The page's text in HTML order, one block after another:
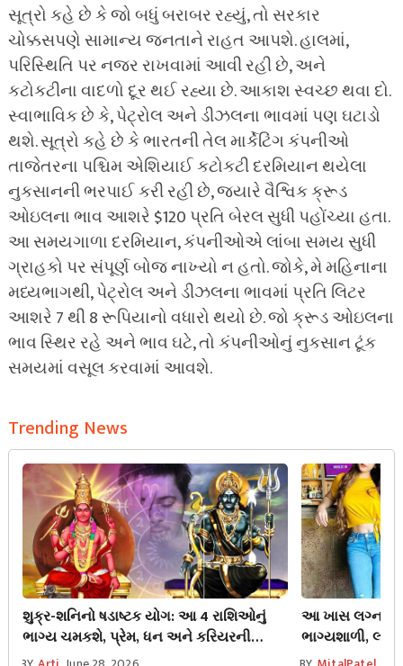
સૂત્રો કહે છે કે જો બધું બરાબર રહ્યું, તો સરકાર
ચોક્કસપણે સામાન્ય જનતાને રાહત આપશે. હાલમાં,
પરિસ્થિતિ પર નજર રાખવામાં આવી રહી છે, અને
કટોકટીના વાદળો દૂર થઈ રહ્યા છે. આકાશ સ્વચ્છ થવા દો.
સ્વાભાવિક છે કે, પેટ્રોલ અને ડીઝલના ભાવમાં પણ ઘટાડો
થશે. સૂત્રો કહે છે કે ભારતની તેલ માર્કેટિંગ કંપનીઓ
તાજેતરના પશ્ચિમ એશિયાઈ કટોકટી દરમિયાન થયેલા
નુકસાનની ભરપાઈ કરી રહી છે, જ્યારે વૈશ્વિક ક્રૂડ
ઓઇલના ભાવ આશરે $120 પ્રતિ બેરલ સુધી પહોંચ્યા હતા.
આ સમયગાળા દરમિયાન, કંપનીઓએ લાંબા સમય સુધી
ગ્રાહકો પર સંપૂર્ણ બોજ નાખ્યો ન હતો. જોકે, મે મહિનાના
મધ્યભાગથી, પેટ્રોલ અને ડીઝલના ભાવમાં પ્રતિ લિટર
આશરે 7 થી 8 રૂપિયાનો વધારો થયો છે. જો ક્રૂડ ઓઇલના
ભાવ સ્થિર રહે અને ભાવ ઘટે, તો કંપનીઓનું નુકસાન ટૂંક
સમયમાં વસૂલ કરવામાં આવશે.
Trending News
શુક્ર-શનિનો ષડાષ્ટક યોગ: આ 4 રાશિઓનું
ભાગ્ય ચમકશે, પ્રેમ, ધન અને કરિયરની
તમામ મુશ્કેલીઓ થશે દૂર!
આ ખાસ લગ્નમાં
ભાગ્યશાળી,
ચમકી જાય છે!